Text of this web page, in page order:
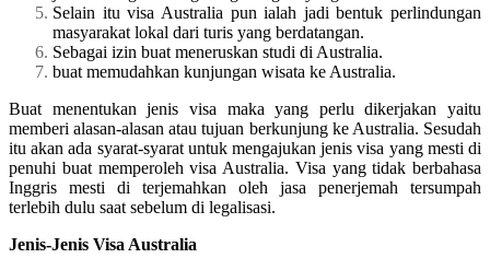
Selain itu visa Australia pun ialah jadi bentuk perlindungan
masyarakat lokal dari turis yang berdatangan.
Sebagai izin buat meneruskan studi di Australia.
buat memudahkan kunjungan wisata ke Australia.
Buat menentukan jenis visa maka yang perlu dikerjakan yaitu
memberi alasan-alasan atau tujuan berkunjung ke Australia. Sesudah
itu akan ada syarat-syarat untuk mengajukan jenis visa yang mesti di
penuhi buat memperoleh visa Australia. Visa yang tidak berbahasa
Inggris mesti di terjemahkan oleh jasa penerjemah tersumpah
terlebih dulu saat sebelum di legalisasi.
Jenis-Jenis Visa Australia